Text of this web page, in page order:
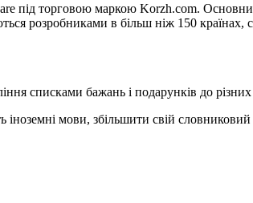
під торговою маркою Korzh.com.
розробниками в більш ніж 150
списками бажань і подарунків до різних
мови, збільшити свій словниковий